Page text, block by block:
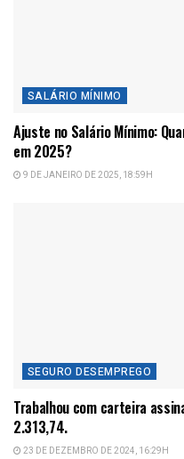
SALÁRIO MÍNIMO
Ajuste no Salário Mínimo:
em 2025?
9 DE JANEIRO DE 2025, 18:59H
SEGURO DESEMPREGO
Trabalhou com carteira
2.313,74.
23 DE DEZEMBRO DE 2024, 16:29H